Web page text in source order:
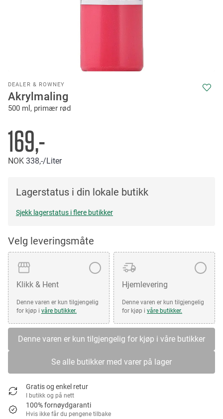
DEALER & ROWNEY
Akrylmaling
500 ml, primær rød
169,-
NOK 338,-/Liter
Lagerstatus i din lokale butikk
Sjekk lagerstatus i flere butikker
Velg leveringsmåte
Klikk & Hent
Denne varen er kun tilgjengelig
for kjøp i våre butikker.
Hjemlevering
Denne varen er kun tilgjengelig
for kjøp i våre butikker.
Denne varen er kun tilgjengelig for kjøp i våre butikker
Se alle butikker med varer på lager
Gratis og enkel retur
I butikk og på nett
100% fornøydgaranti
Hvis ikke får du pengene tilbake
to
the
beginning
the
images
gallery